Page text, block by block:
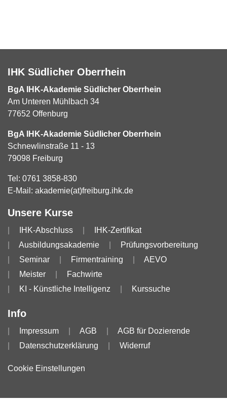
IHK Südlicher Oberrhein
BgA IHK-Akademie Südlicher Oberrhein
Am Unteren Mühlbach 34
77652 Offenburg
BgA IHK-Akademie Südlicher Oberrhein
Schnewlinstraße 11 - 13
79098 Freiburg
Tel: 0761 3858-830
E-Mail: akademie(at)freiburg.ihk.de
Unsere Kurse
IHK-Abschluss
IHK-Zertifikat
Ausbildungsakademie
Prüfungsvorbereitung
Seminar
Firmentraining
AEVO
Meister
Fachwirte
KI - Künstliche Intelligenz
Kurssuche
Info
Impressum AGB
AGB für Dozierende
Datenschutzerklärung
Widerruf
Cookie Einstellungen